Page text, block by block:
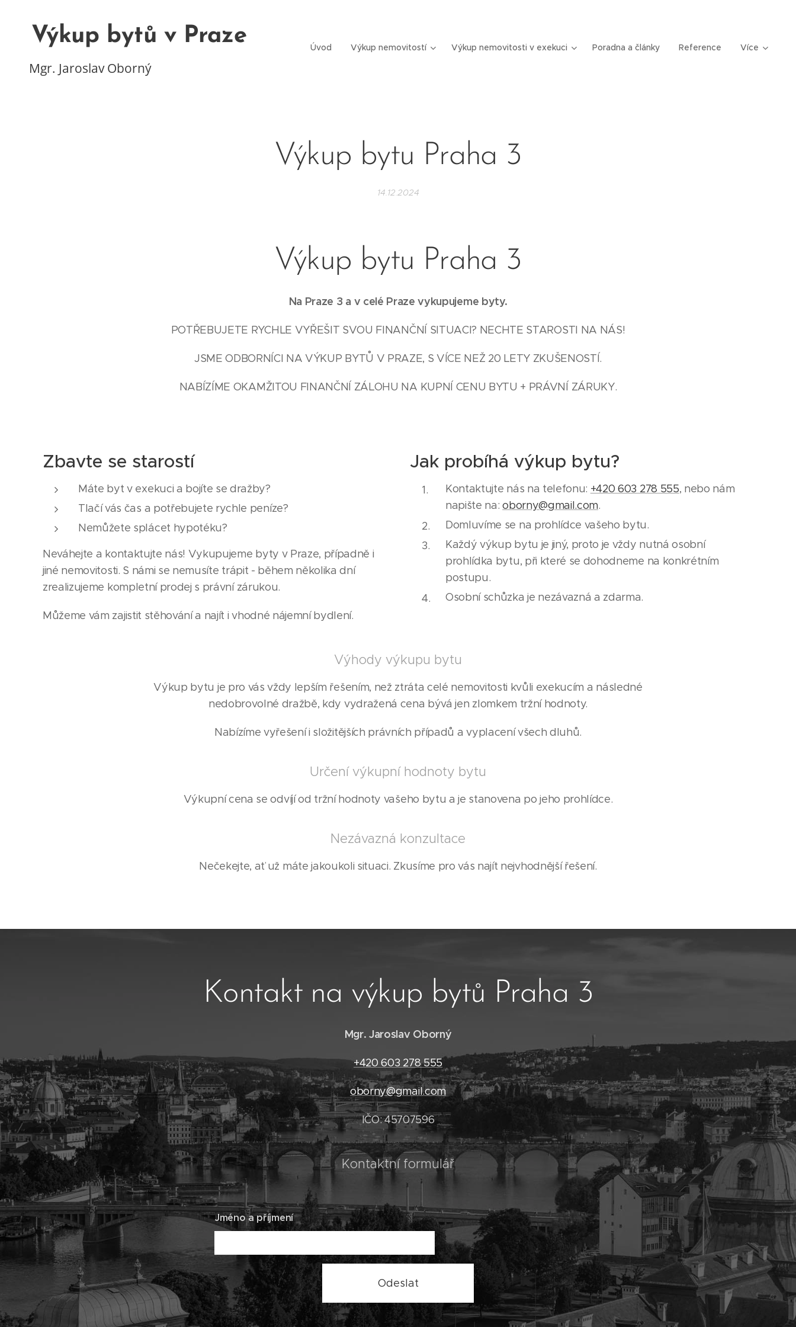
Výkup bytů v Praze
Mgr. Jaroslav Oborný
Úvod Výkup nemovitostí Výkup nemovitosti v exekuci Poradna a články Reference Více
Výkup bytu Praha 3
14.12.2024
Výkup bytu Praha 3
Na Praze 3 a v celé Praze vykupujeme byty.
POTŘEBUJETE RYCHLE VYŘEŠIT SVOU FINANČNÍ SITUACI? NECHTE STAROSTI NA NÁS!
JSME ODBORNÍCI NA VÝKUP BYTŮ V PRAZE, S VÍCE NEŽ 20 LETY ZKUŠENOSTÍ.
NABÍZÍME OKAMŽITOU FINANČNÍ ZÁLOHU NA KUPNÍ CENU BYTU + PRÁVNÍ ZÁRUKY.
Zbavte se starostí
Máte byt v exekuci a bojíte se dražby?
Tlačí vás čas a potřebujete rychle peníze?
Nemůžete splácet hypotéku?
Neváhejte a kontaktujte nás! Vykupujeme byty v Praze, případně i
jiné nemovitosti. S námi se nemusíte trápit - během několika dní
zrealizujeme kompletní prodej s právní zárukou.
Můžeme vám zajistit stěhování a najít i vhodné nájemní bydlení.
Jak probíhá výkup bytu?
Kontaktujte nás na telefonu: +420 603 278 555, nebo nám
napište na:oborny@gmail.com.
Domluvíme se na prohlídce vašeho bytu.
Každý výkup bytu je jiný, proto je vždy nutná osobní
prohlídka bytu, při které se dohodneme na konkrétním
postupu.
Osobní schůzka je nezávazná a zdarma.
Výhody výkupu bytu
Výkup bytu je pro vás vždy lepším řešením, než ztráta celé nemovitosti kvůli exekucím a následné
nedobrovolné dražbě, kdy vydražená cena bývá jen zlomkem tržní hodnoty.
Nabízíme vyřešení i složitějších právních případů a vyplacení všech dluhů.
Určení výkupní hodnoty bytu
Výkupní cena se odvíjí od tržní hodnoty vašeho bytu a je stanovena po jeho prohlídce.
Nezávazná konzultace
Nečekejte, ať už máte jakoukoli situaci. Zkusíme pro vás najít nejvhodnější řešení.
Kontakt na výkup bytů Praha 3
Mgr. Jaroslav Oborný
+420 603 278 555
oborny@gmail.com
IČO: 45707596
Kontaktní formulář
Jméno a příjmení
Odeslat